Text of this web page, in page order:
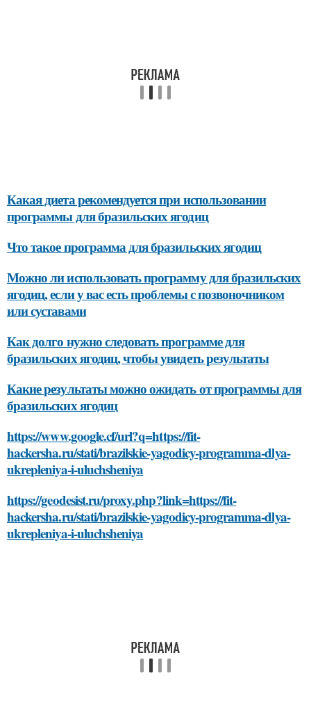
Какая диета рекомендуется при использовании
программы для бразильских ягодиц
Что такое программа для бразильских ягодиц
Можно ли использовать программу для бразильских
ягодиц, если у вас есть проблемы с позвоночником
или суставами
Как долго нужно следовать программе для
бразильских ягодиц, чтобы увидеть результаты
Какие результаты можно ожидать от программы для
бразильских ягодиц
https://www.google.cf/url?q=https://fit-
hackersha.ru/stati/brazilskie-yagodicy-programma-dlya-
ukrepleniya-i-uluchsheniya
https://geodesist.ru/proxy.php?link=https://fit-
hackersha.ru/stati/brazilskie-yagodicy-programma-dlya-
ukrepleniya-i-uluchsheniya